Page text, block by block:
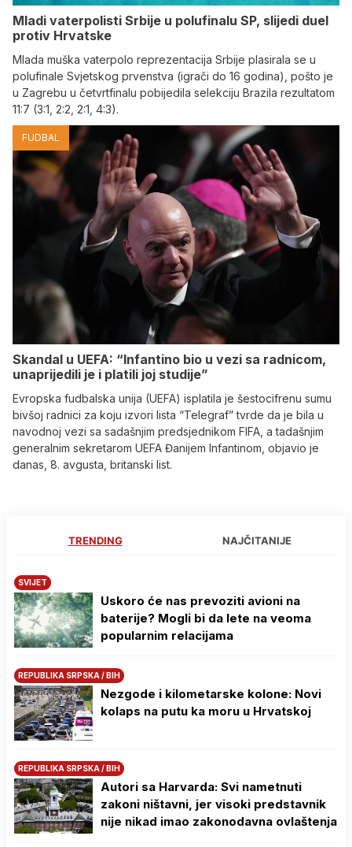
Mladi vaterpolisti Srbije u polufinalu SP, slijedi duel
protiv Hrvatske
Mlada muška vaterpolo reprezentacija Srbije plasirala se u
polufinale Svjetskog prvenstva (igrači do 16 godina), pošto je
u Zagrebu u četvrtfinalu pobijedila selekciju Brazila rezultatom
11:7 (3:1, 2:2, 2:1, 4:3).
FUDBAL
Skandal u UEFA: “Infantino bio u vezi sa radnicom,
unaprijedili je i platili joj studije”
Evropska fudbalska unija (UEFA) isplatila je šestocifrenu sumu
bivšoj radnici za koju izvori lista “Telegraf” tvrde da je bila u
navodnoj vezi sa sadašnjim predsjednikom FIFA, a tadašnjim
generalnim sekretarom UEFA Đanijem Infantinom, objavio je
danas, 8. avgusta, britanski list.
TRENDING NAJČITANIJE
SVIJET
Uskoro će nas prevoziti avioni na
baterije? Mogli bi da lete na veoma
popularnim relacijama
REPUBLIKA SRPSKA / BIH
Nezgode i kilometarske kolone: Novi
kolaps na putu ka moru u Hrvatskoj
REPUBLIKA SRPSKA / BIH
Autori sa Harvarda: Svi nametnuti
zakoni ništavni, jer visoki predstavnik
nije nikad imao zakonodavna ovlaštenja